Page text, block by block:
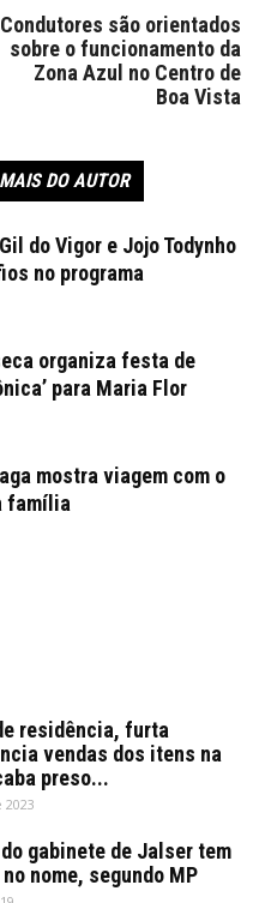
Condutores são orientados
sobre o funcionamento da
Zona Azul no Centro de
Boa Vista
MAIS DO AUTOR
do Vigor e Jojo Todynho
no programa
organiza festa de
para Maria Flor
mostra viagem com o
família
residência, furta
vendas dos itens na
preso...
gabinete de Jalser tem
nome, segundo MP